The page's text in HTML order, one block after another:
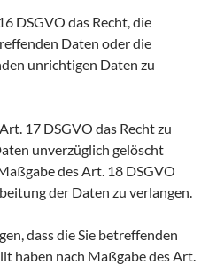
DSGVO das Recht, die
Daten oder die
unrichtigen Daten zu
17 DSGVO das Recht zu
unverzüglich gelöscht
des Art. 18 DSGVO
der Daten zu verlangen.
dass die Sie betreffenden
haben nach Maßgabe des Art.